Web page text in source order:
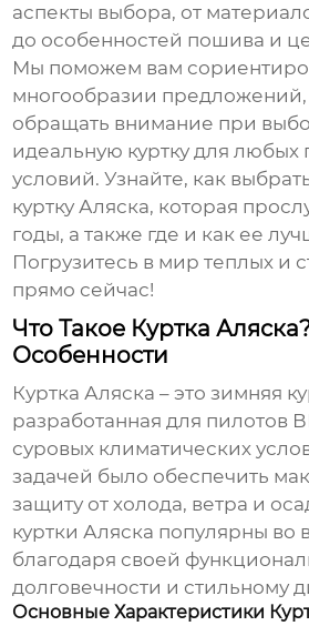
аспекты выбора, от
до особенностей пошива и
Мы поможем вам
многообразии предложений,
обращать внимание при
идеальную куртку для любых
условий. Узнайте, как
куртку Аляска, которая
годы, а также где и как ее
Погрузитесь в мир теплых и
прямо сейчас!
Что Такое Куртка
Особенности
Куртка Аляска – это зимняя
разработанная для пилотов
суровых климатических
задачей было обеспечить
защиту от холода, ветра и
куртки Аляска популярны во
благодаря своей
долговечности и стильному
Основные Характеристики